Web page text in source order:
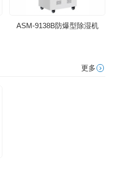
ASM-9138B防爆型除湿机
更多